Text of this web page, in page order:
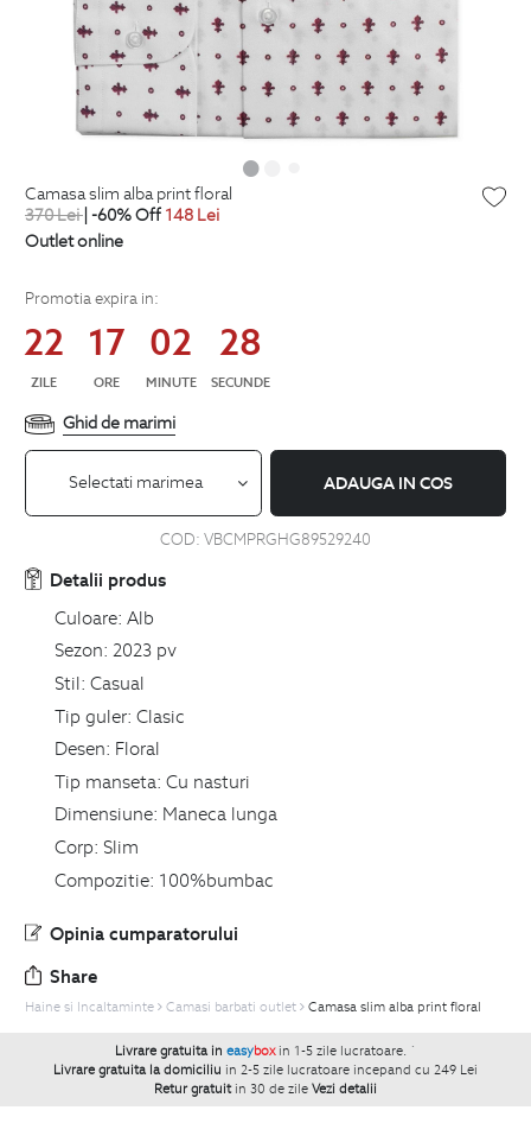
camasa slim alba print floral
370Lei| -60% Off 148 Lei
Outlet online
Promotia expira in:
22
ZILE
17
ORE
02
MINUTE
27
SECUNDE
Ghid de marimi
Selectati marimea ADAUGA IN COS
COD: VBCMPRGHG89529240
Detalii produs
Culoare: Alb
Sezon: 2023 pv
Stil: Casual
Tip guler: Clasic
Desen: Floral
Tip manseta: Cu nasturi
Dimensiune: Maneca lunga
Corp: Slim
Compozitie: 100%bumbac
Opinia cumparatorului
Share
Haine si Incaltaminte Camasi barbati outlet Camasa slim alba print floral
Livrare gratuita in easybox in 1-5 zile lucratoare. `
Livrare gratuita la domiciliu in 2-5 zile lucratoare incepand cu 249 Lei
Retur gratuit in 30 de zile Vezi detalii